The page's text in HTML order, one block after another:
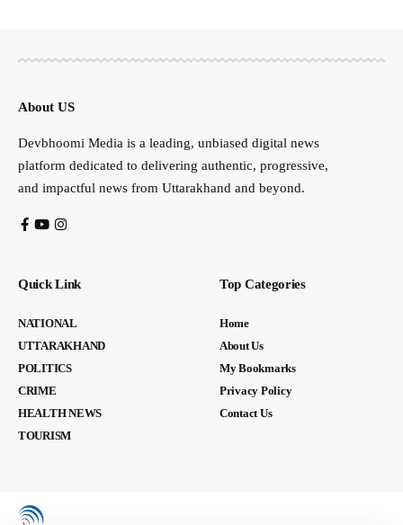
About US
Devbhoomi Media is a leading, unbiased digital news
platform dedicated to delivering authentic, progressive,
and impactful news from Uttarakhand and beyond.
Quick Link
NATIONAL
UTTARAKHAND
POLITICS
CRIME
HEALTH NEWS
TOURISM
Top Categories
Home
About Us
My Bookmarks
Privacy Policy
Contact Us